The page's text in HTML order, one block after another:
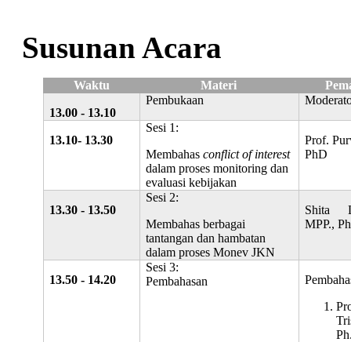
Susunan Acara
Waktu Materi
13.00 - 13.10
Pembukaan
13.10- 13.30
Sesi 1:
Membahasconflict of interest
dalam proses monitoring dan
evaluasi kebijakan
Prof.
PhD
13.30 - 13.50
Sesi 2:
Membahas berbagai
tantangan dan hambatan
dalam proses Monev JKN
Shita
MPP.,
13.50 - 14.20
Sesi 3:
Pembahasan